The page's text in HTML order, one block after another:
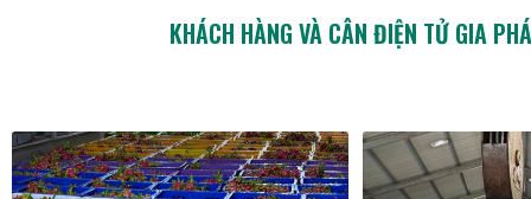
KHÁCH HÀNG VÀ CÂN ĐIỆN TỬ GIA